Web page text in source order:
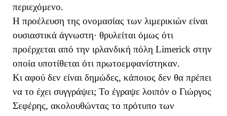
περιεχόμενο.
Η προέλευση της ονομασίας των λιμερικιών είναι
ουσιαστικά άγνωστη· θρυλείται όμως ότι
προέρχεται από την ιρλανδική πόλη Limerick στην
οποία υποτίθεται ότι πρωτοεμφανίστηκαν.
Κι αφού δεν είναι δημώδες, κάποιος δεν θα πρέπει
να το έχει συγγράψει; Το έγραψε λοιπόν ο Γιώργος
Σεφέρης, ακολουθώντας το πρότυπο των